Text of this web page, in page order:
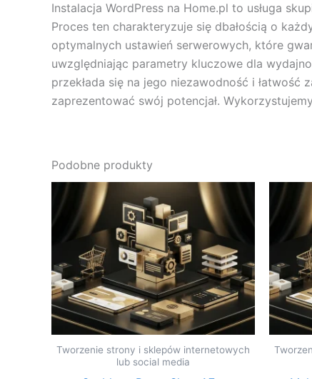
Instalacja WordPress na Home.pl to usługa
Proces ten charakteryzuje się dbałością o
optymalnych ustawień serwerowych, które
uwzględniając parametry kluczowe dla
przekłada się na jego niezawodność i
zaprezentować swój potencjał.
Podobne produkty
Tworzenie strony i sklepów internetowych
lub social media